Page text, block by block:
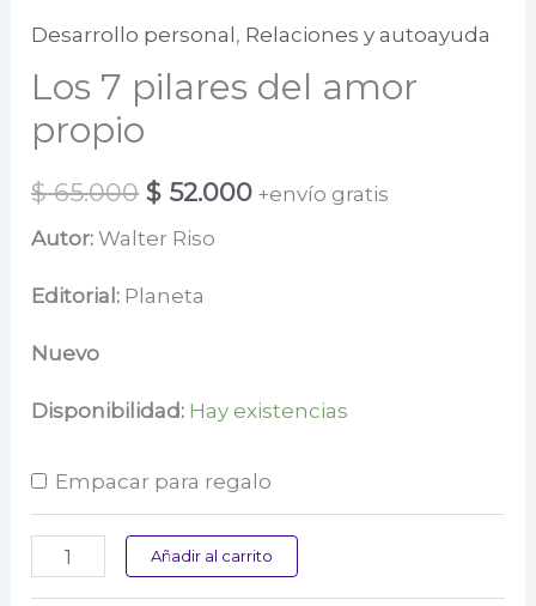
Desarrollo personal , Relaciones y autoayuda
Los 7 pilares del amor
propio
$65.000 El
precio
original
$ 52.000El
+envío gratis
Autor:Walter Riso
Editorial: Planeta
Nuevo
Disponibilidad: Hay existencias
Empacar para regalo
Los
Añadir al carrito